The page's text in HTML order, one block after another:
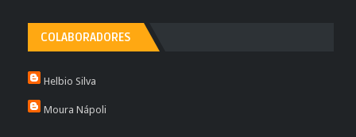
COLABORADORES
Helbio Silva
Moura Nápoli